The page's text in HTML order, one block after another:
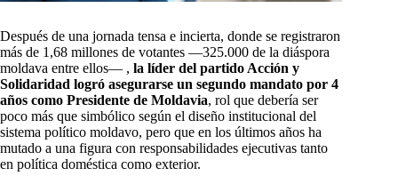
Después de una jornada tensa e incierta, donde se registraron
más de 1,68 millones de votantes —325.000 de la diáspora
moldava entre ellos— , la líder del partido Acción y
Solidaridad logró asegurarse un segundo mandato por 4
años como Presidente de Moldavia, rol que debería ser
poco más que simbólico según el diseño institucional del
sistema político moldavo, pero que en los últimos años ha
mutado a una figura con responsabilidades ejecutivas tanto
en política doméstica como exterior.